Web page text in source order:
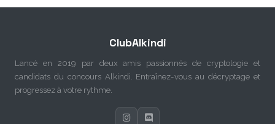
ClubAlkindi
Lancé en 2019 par deux amis passionnés de cryptologie et
candidats du concours Alkindi. Entraînez-vous au décryptage et
progressez à votre rythme.